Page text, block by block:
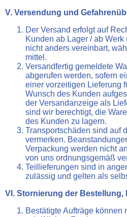
V. Versendung und
Der Versand erfolgt auf
Kunden ab Lager / ab
nicht anders vereinbart,
mittel.
Versandfertig gemeldete
abgerufen werden, sofern
einer vorzeitigen Lieferung
Wunsch des Kunden
der Versandanzeige als
sind wir berechtigt, die
des Kunden zu lagern.
Transportschäden sind auf
vermerken.
Verpackung werden nicht
von uns ordnungsgemäß
Teillieferungen sind in
zulässig und gelten als
VI. Stornierung der Bestellung,
Bestätigte Aufträge können